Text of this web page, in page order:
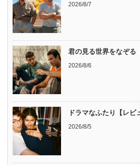
2026/8/7
君の見る世界をなぞる
2026/8/6
ドラマなふたり【レビ
2026/8/5